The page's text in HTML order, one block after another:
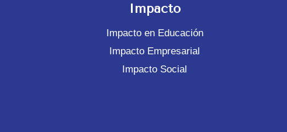
Impacto
Impacto en Educación
Impacto Empresarial
Impacto Social